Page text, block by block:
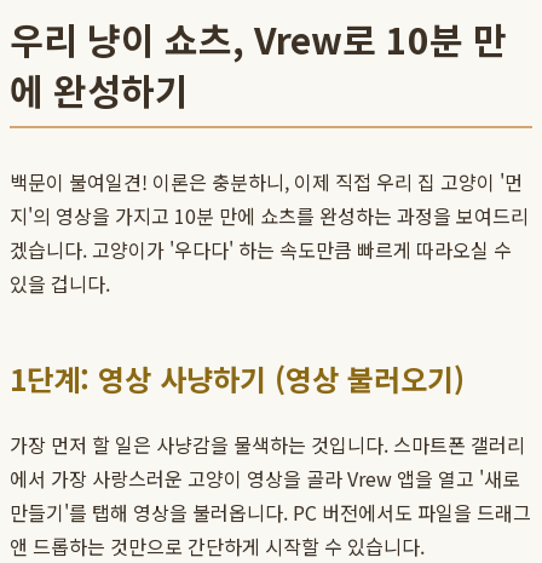
우리 냥이 쇼츠, Vrew로 10분 만
에 완성하기
백문이 불여일견! 이론은 충분하니, 이제 직접 우리 집 고양이 '먼
지'의 영상을 가지고 10분 만에 쇼츠를 완성하는 과정을 보여드리
겠습니다. 고양이가 '우다다' 하는 속도만큼 빠르게 따라오실 수
있을 겁니다.
1단계: 영상 사냥하기 (영상 불러오기)
가장 먼저 할 일은 사냥감을 물색하는 것입니다. 스마트폰 갤러리
에서 가장 사랑스러운 고양이 영상을 골라 Vrew 앱을 열고 '새로
만들기'를 탭해 영상을 불러옵니다. PC 버전에서도 파일을 드래그
앤 드롭하는 것만으로 간단하게 시작할 수 있습니다.